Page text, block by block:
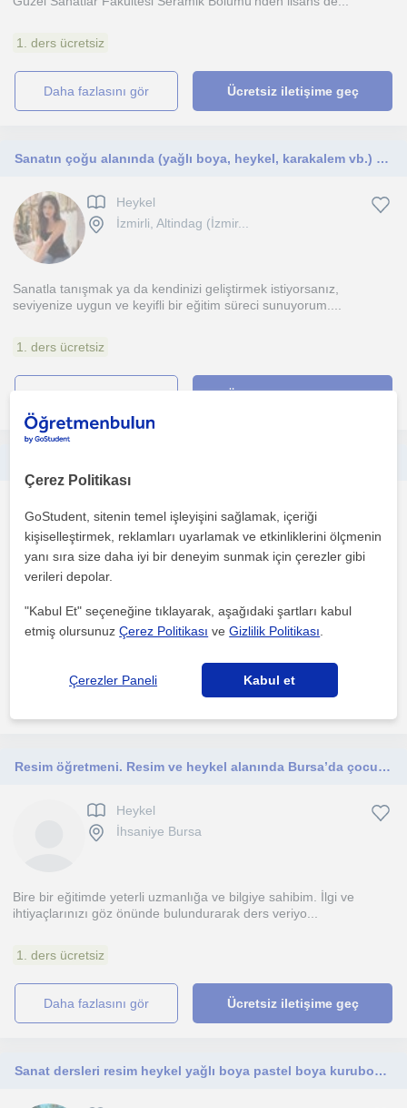
1. ders ücretsiz
daha fazlasını gör Ücretsiz iletişime geç
Sanatın çoğu alanında (yağlı boya, heykel, karakalem vb.) eğitim
Heykel
İzmirli, Altindag (İzmir...
Sanatla tanışmak ya da kendinizi geliştirmek istiyorsanız,
seviyenize uygun ve keyifli bir eğitim süreci sunuyorum....
1. ders ücretsiz
Ücretsiz iletişime geç
Denizli Sehri, Merkezefe...
de bu alandaki bilgi ve deneyimimi öğrencilerimle pa...
Ücretsiz iletişime geç
Resim öğretmeni. Resim ve heykel alanında Bursa’da çocuk veya yetişkinlere yönelik yüz yüze veya çevrimiçi dersler veriyorum.
Heykel
İhsaniye Bursa
Bire bir eğitimde yeterli uzmanlığa ve bilgiye sahibim. İlgi ve
ihtiyaçlarınızı göz önünde bulundurarak ders veriyo...
1. ders ücretsiz
daha fazlasını gör Ücretsiz iletişime geç
Sanat dersleri resim heykel yağlı boya pastel boya kuruboya karakalem
Çerez Politikası
GoStudent, sitenin temel işleyişini sağlamak, içeriği
kişiselleştirmek, reklamları uyarlamak ve etkinliklerini ölçmenin
yanı sıra size daha iyi bir deneyim sunmak için çerezler gibi
verileri depolar.
"Kabul Et" seçeneğine tıklayarak, aşağıdaki şartları kabul
etmiş olursunuzÇerez Politikası veGizlilik Politikası
Çerezler Paneli Kabul et